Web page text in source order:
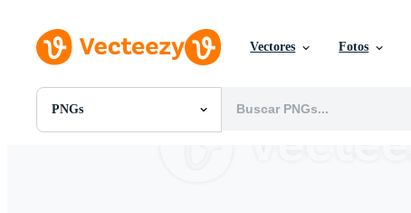
Vectores Fotos
PNGs
Todas Imágenes